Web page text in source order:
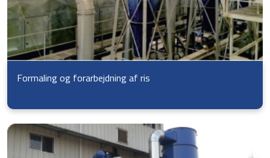
Formaling og forarbejdning af ris